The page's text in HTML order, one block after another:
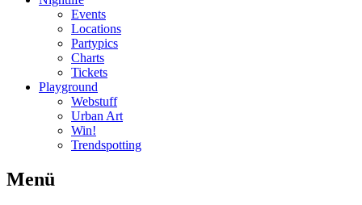
Events
Locations
Partypics
Charts
Tickets
Playground
Webstuff
Urban Art
Win!
Trendspotting
Menü